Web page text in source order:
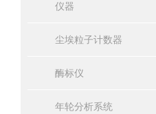
仪器
尘埃粒子计数器
酶标仪
年轮分析系统